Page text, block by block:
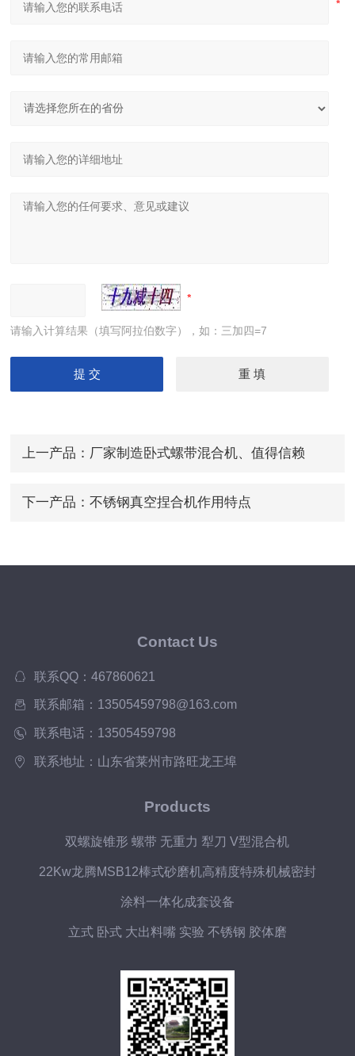
请输入计算结果（填写阿拉伯数字），如：三加四=7
上一产品： 厂家制造卧式螺带混合机、值得信赖
下一产品： 不锈钢真空捏合机作用特点
Contact Us
联系QQ：467860621
联系邮箱：13505459798@163.com
联系电话：13505459798
联系地址：山东省莱州市路旺龙王埠
Products
双螺旋锥形 螺带 无重力 犁刀 V型混合机
22Kw龙腾MSB12棒式砂磨机高精度特殊机械密封
涂料一体化成套设备
立式 卧式 大出料嘴 实验 不锈钢 胶体磨